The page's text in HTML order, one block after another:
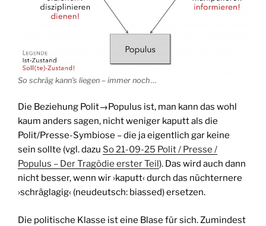
So schräg kann’s liegen – immer noch …
Die Beziehung Polit→Populus ist, man kann das wohl
kaum anders sagen, nicht weniger kaputt als die
Polit/Presse-Symbiose – die ja eigentlich gar keine
sein sollte (vgl. dazu So 21-09-25 Polit / Presse /
Populus – Der Tragödie erster Teil). Das wird auch dann
nicht besser, wenn wir ›kaputt‹ durch das nüchternere
›schräglagig‹ (neudeutsch: biassed) ersetzen.
Die politische Klasse ist eine Blase für sich. Zumindest